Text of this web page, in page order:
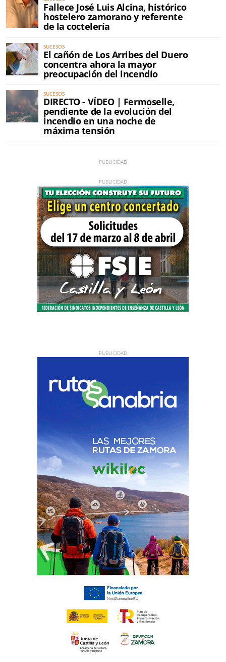
Fallece José Luis Alcina, histórico
hostelero zamorano y referente
de la coctelería
SUCESOS
El cañón de Los Arribes del Duero
concentra ahora la mayor
preocupación del incendio
SUCESOS
DIRECTO - VÍDEO | Fermoselle,
pendiente de la evolución del
incendio en una noche de
máxima tensión